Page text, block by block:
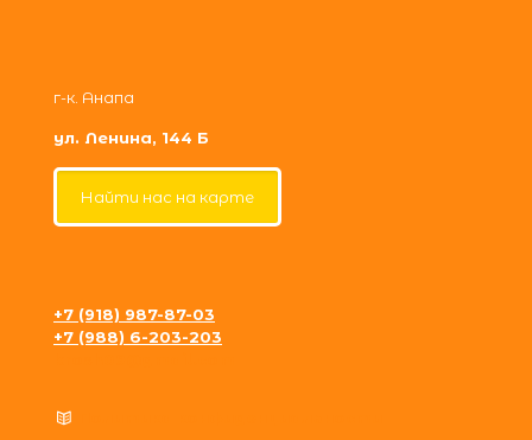
г-к. Анапа
ул. Ленина, 144 Б
Найти нас на карте
+7 (918) 987-87-03
+7 (988) 6-203-203